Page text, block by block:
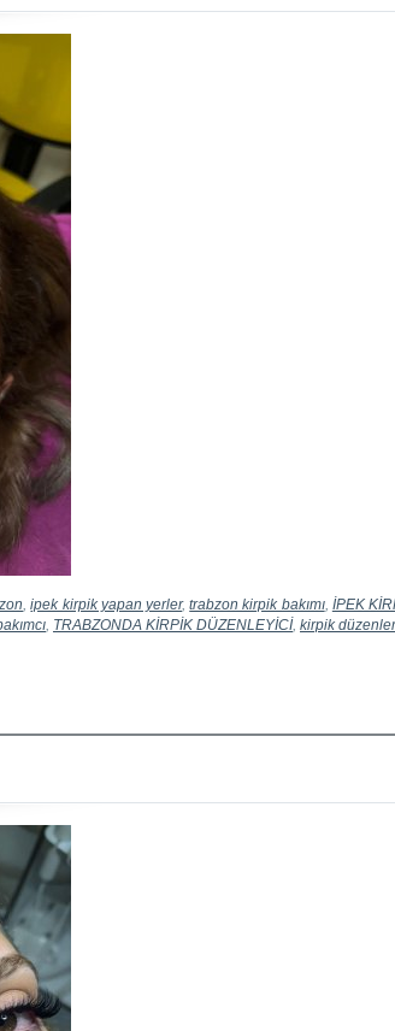
,ipek kirpik yapan yerler,trabzon kirpik bakımı, İPEK
TRABZONDA KİRPİK DÜZENLEYİCİ kirpik